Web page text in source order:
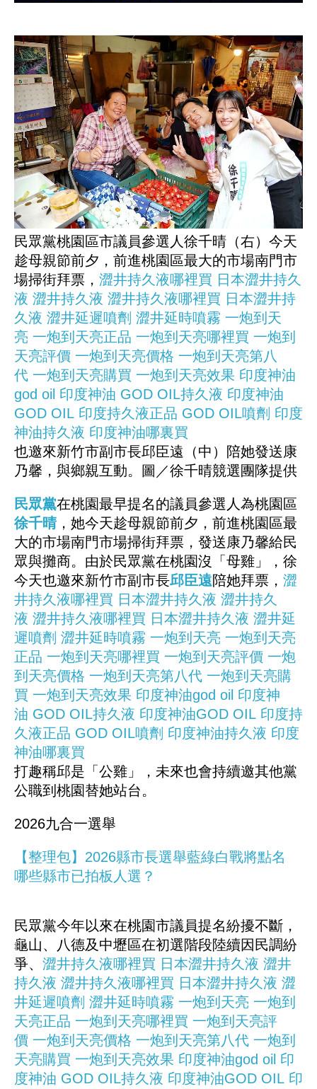
民眾黨桃園區市議員參選人徐千晴（右）今天
趁母親節前夕，前進桃園區最大的市場南門市
場掃街拜票， 澀井持久液哪裡買 日本澀井持久
液 澀井持久液 澀井持久液哪裡買 日本澀井持
久液 澀井延遲噴劑 澀井延時噴霧 一炮到天
亮 一炮到天亮正品 一炮到天亮哪裡買 一炮到
天亮評價 一炮到天亮價格 一炮到天亮第八
代 一炮到天亮購買 一炮到天亮效果 印度神油
god oil 印度神油 GOD OIL持久液 印度神油
GOD OIL 印度持久液正品 GOD OIL噴劑 印度
神油持久液 印度神油哪裏買
也邀來新竹市副市長邱臣遠（中）陪她發送康
乃馨，與鄉親互動。圖／徐千晴競選團隊提供
民眾黨在桃園最早提名的議員參選人為桃園區
徐千晴，她今天趁母親節前夕，前進桃園區最
大的市場南門市場掃街拜票，發送康乃馨給民
眾與攤商。由於民眾黨在桃園沒「母雞」，徐
今天也邀來新竹市副市長邱臣遠陪她拜票， 澀
井持久液哪裡買 日本澀井持久液 澀井持久
液 澀井持久液哪裡買 日本澀井持久液 澀井延
遲噴劑 澀井延時噴霧 一炮到天亮 一炮到天亮
正品 一炮到天亮哪裡買 一炮到天亮評價 一炮
到天亮價格 一炮到天亮第八代 一炮到天亮購
買 一炮到天亮效果 印度神油god oil 印度神
油 GOD OIL持久液 印度神油GOD OIL 印度持
久液正品 GOD OIL噴劑 印度神油持久液 印度
神油哪裏買
打趣稱邱是「公雞」，未來也會持續邀其他黨
公職到桃園替她站台。
2026九合一選舉
【整理包】2026縣市長選舉藍綠白戰將點名
哪些縣市已拍板人選？
民眾黨今年以來在桃園市議員提名紛擾不斷，
龜山、八德及中壢區在初選階段陸續因民調紛
爭、 澀井持久液哪裡買 日本澀井持久液 澀井
持久液 澀井持久液哪裡買 日本澀井持久液 澀
井延遲噴劑 澀井延時噴霧 一炮到天亮 一炮到
天亮正品 一炮到天亮哪裡買 一炮到天亮評
價 一炮到天亮價格 一炮到天亮第八代 一炮到
天亮購買 一炮到天亮效果 印度神油god oil 印
度神油 GOD OIL持久液 印度神油GOD OIL 印